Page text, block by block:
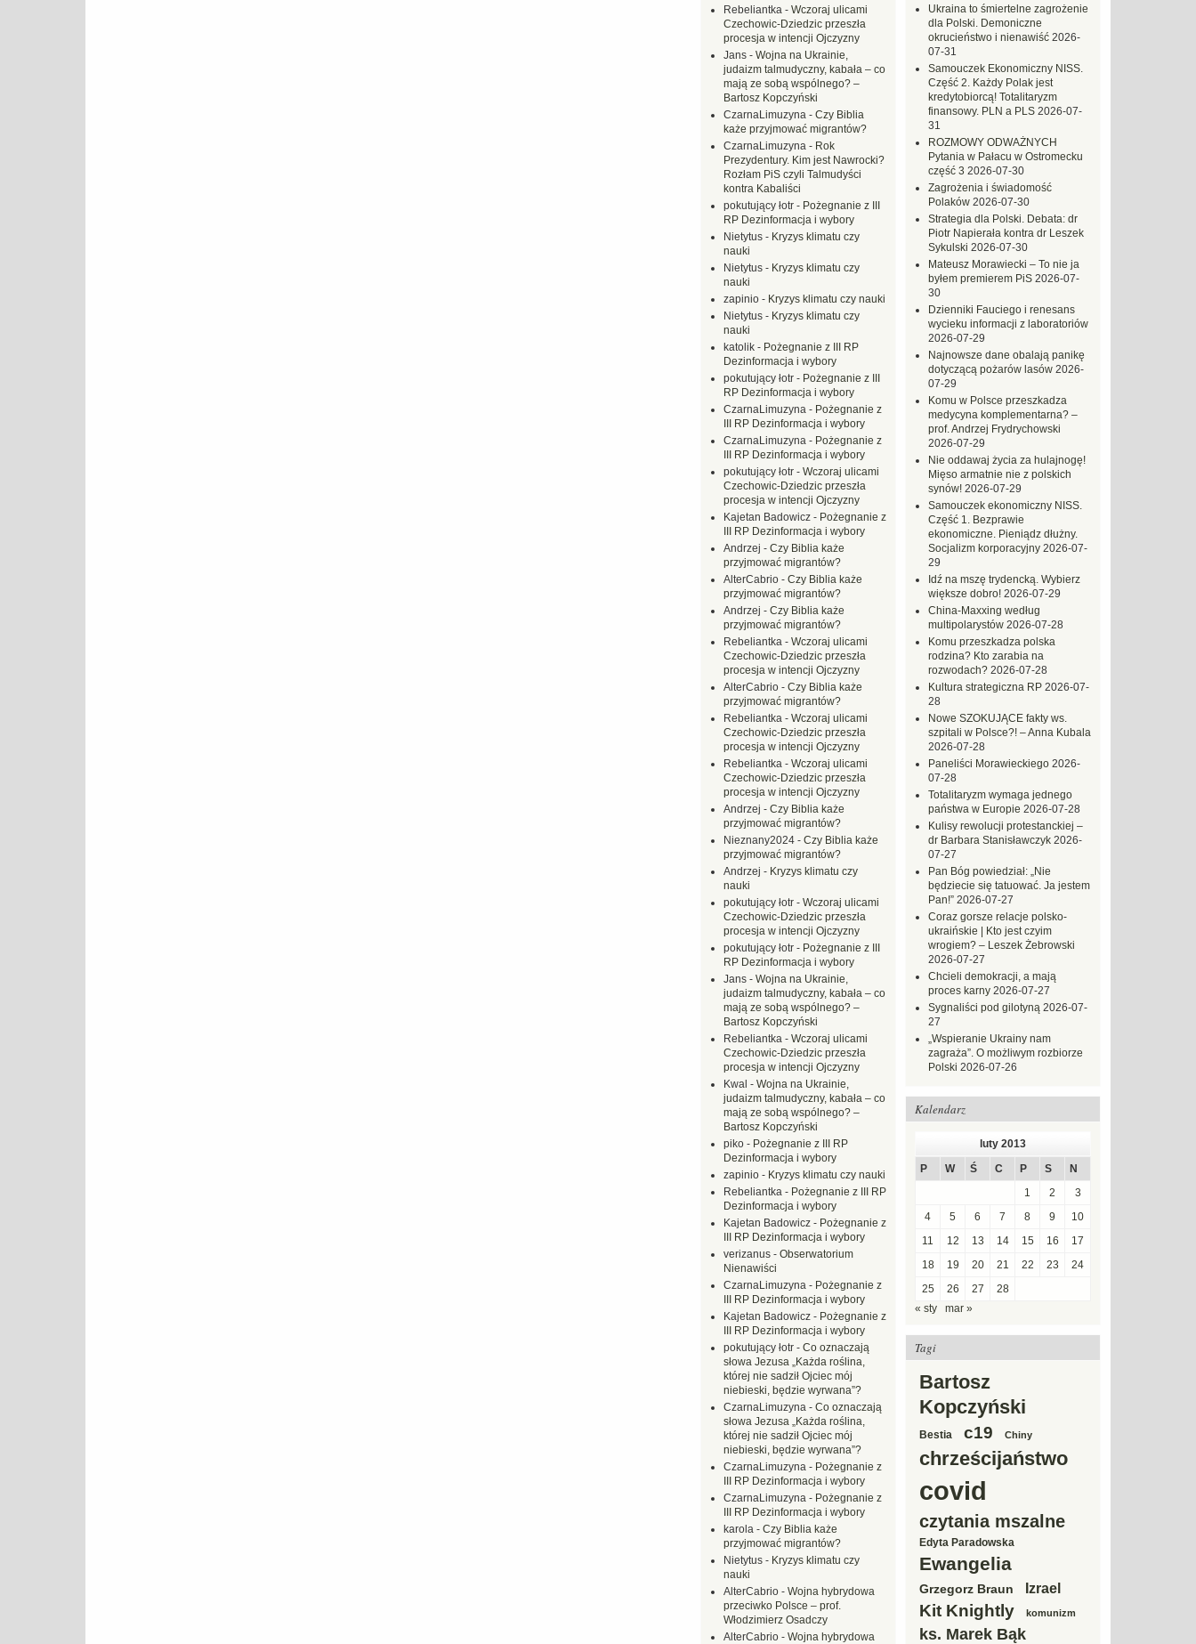
Ukraina to śmiertelne zagrożenie
dla Polski. Demoniczne
okrucieństwo i nienawiść 2026-
07-31
Samouczek Ekonomiczny NISS.
Część 2. Każdy Polak jest
kredytobiorcą! Totalitaryzm
finansowy. PLN a PLS 2026-07-
31
ROZMOWY ODWAŻNYCH
Pytania w Pałacu w Ostromecku
część 3 2026-07-30
Zagrożenia i świadomość
Polaków 2026-07-30
Strategia dla Polski. Debata: dr
Piotr Napierała kontra dr Leszek
Sykulski 2026-07-30
Mateusz Morawiecki – To nie ja
byłem premierem PiS 2026-07-
30
Dzienniki Fauciego i renesans
wycieku informacji z laboratoriów
2026-07-29
Najnowsze dane obalają panikę
dotyczącą pożarów lasów 2026-
07-29
Komu w Polsce przeszkadza
medycyna komplementarna? –
prof. Andrzej Frydrychowski
2026-07-29
Nie oddawaj życia za hulajnogę!
Mięso armatnie nie z polskich
synów! 2026-07-29
Samouczek ekonomiczny NISS.
Część 1. Bezprawie
ekonomiczne. Pieniądz dłużny.
Socjalizm korporacyjny 2026-07-
29
Idź na mszę trydencką. Wybierz
większe dobro! 2026-07-29
China-Maxxing według
multipolarystów 2026-07-28
Komu przeszkadza polska
rodzina? Kto zarabia na
rozwodach? 2026-07-28
Kultura strategiczna RP 2026-07-
28
Nowe SZOKUJĄCE fakty ws.
szpitali w Polsce?! – Anna Kubala
2026-07-28
Paneliści Morawieckiego 2026-
07-28
Totalitaryzm wymaga jednego
państwa w Europie 2026-07-28
Kulisy rewolucji protestanckiej –
dr Barbara Stanisławczyk 2026-
07-27
Pan Bóg powiedział: „Nie
będziecie się tatuować. Ja jestem
Pan!” 2026-07-27
Coraz gorsze relacje polsko-
ukraińskie | Kto jest czyim
wrogiem? – Leszek Żebrowski
2026-07-27
Chcieli demokracji, a mają
proces karny 2026-07-27
Sygnaliści pod gilotyną 2026-07-
27
„Wspieranie Ukrainy nam
zagraża”. O możliwym rozbiorze
Polski 2026-07-26
Kalendarz
luty 2013
P
W Ś C P S
N
1
2
3
4
5 6 7 8 9
10
11
12 13 14 15 16
17
18
19 20 21 22 23
24
25
26 27
28
« sty
mar »
Tagi
Bartosz
Kopczyński
Bestia c19 Chiny
chrześcijaństwo
covid
czytania mszalne
Edyta Paradowska
Ewangelia
Grzegorz Braun Izrael
Kit Knightly komunizm
ks. Marek Bąk
Rebeliantka - Wczoraj ulicami
Czechowic-Dziedzic przeszła
procesja w intencji Ojczyzny
Jans - Wojna na Ukrainie,
judaizm talmudyczny, kabała – co
mają ze sobą wspólnego? –
Bartosz Kopczyński
CzarnaLimuzyna - Czy Biblia
każe przyjmować migrantów?
CzarnaLimuzyna - Rok
Prezydentury. Kim jest Nawrocki?
Rozłam PiS czyli Talmudyści
kontra Kabaliści
pokutujący łotr - Pożegnanie z III
RP Dezinformacja i wybory
Nietytus - Kryzys klimatu czy
nauki
Nietytus - Kryzys klimatu czy
nauki
zapinio - Kryzys klimatu czy nauki
Nietytus - Kryzys klimatu czy
nauki
katolik - Pożegnanie z III RP
Dezinformacja i wybory
pokutujący łotr - Pożegnanie z III
RP Dezinformacja i wybory
CzarnaLimuzyna - Pożegnanie z
III RP Dezinformacja i wybory
CzarnaLimuzyna - Pożegnanie z
III RP Dezinformacja i wybory
pokutujący łotr - Wczoraj ulicami
Czechowic-Dziedzic przeszła
procesja w intencji Ojczyzny
Kajetan Badowicz - Pożegnanie z
III RP Dezinformacja i wybory
Andrzej - Czy Biblia każe
przyjmować migrantów?
AlterCabrio - Czy Biblia każe
przyjmować migrantów?
Andrzej - Czy Biblia każe
przyjmować migrantów?
Rebeliantka - Wczoraj ulicami
Czechowic-Dziedzic przeszła
procesja w intencji Ojczyzny
AlterCabrio - Czy Biblia każe
przyjmować migrantów?
Rebeliantka - Wczoraj ulicami
Czechowic-Dziedzic przeszła
procesja w intencji Ojczyzny
Rebeliantka - Wczoraj ulicami
Czechowic-Dziedzic przeszła
procesja w intencji Ojczyzny
Andrzej - Czy Biblia każe
przyjmować migrantów?
Nieznany2024 - Czy Biblia każe
przyjmować migrantów?
Andrzej - Kryzys klimatu czy
nauki
pokutujący łotr - Wczoraj ulicami
Czechowic-Dziedzic przeszła
procesja w intencji Ojczyzny
pokutujący łotr - Pożegnanie z III
RP Dezinformacja i wybory
Jans - Wojna na Ukrainie,
judaizm talmudyczny, kabała – co
mają ze sobą wspólnego? –
Bartosz Kopczyński
Rebeliantka - Wczoraj ulicami
Czechowic-Dziedzic przeszła
procesja w intencji Ojczyzny
Kwal - Wojna na Ukrainie,
judaizm talmudyczny, kabała – co
mają ze sobą wspólnego? –
Bartosz Kopczyński
piko - Pożegnanie z III RP
Dezinformacja i wybory
zapinio - Kryzys klimatu czy nauki
Rebeliantka - Pożegnanie z III RP
Dezinformacja i wybory
Kajetan Badowicz - Pożegnanie z
III RP Dezinformacja i wybory
verizanus - Obserwatorium
Nienawiści
CzarnaLimuzyna - Pożegnanie z
III RP Dezinformacja i wybory
Kajetan Badowicz - Pożegnanie z
III RP Dezinformacja i wybory
pokutujący łotr - Co oznaczają
słowa Jezusa „Każda roślina,
której nie sadził Ojciec mój
niebieski, będzie wyrwana”?
CzarnaLimuzyna - Co oznaczają
słowa Jezusa „Każda roślina,
której nie sadził Ojciec mój
niebieski, będzie wyrwana”?
CzarnaLimuzyna - Pożegnanie z
III RP Dezinformacja i wybory
CzarnaLimuzyna - Pożegnanie z
III RP Dezinformacja i wybory
karola - Czy Biblia każe
przyjmować migrantów?
Nietytus - Kryzys klimatu czy
nauki
AlterCabrio - Wojna hybrydowa
przeciwko Polsce – prof.
Włodzimierz Osadczy
AlterCabrio - Wojna hybrydowa